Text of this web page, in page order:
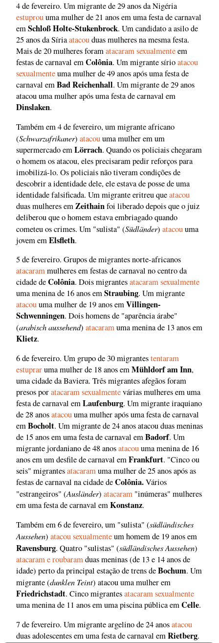
4 de fevereiro. Um migrante de 29 anos da Nigéria
estuprouuma mulher de 21 anos em uma festa de carnaval
emSchloß Holte-Stukenbrock. Um candidato a asilo de
25 anos da Síriaatacouduas mulheres na mesma festa.
Mais de 20 mulheres foramatacaram sexualmenteem
festas de carnaval emColônia. Um migrante sírioatacou
sexualmenteuma mulher de 49 anos após uma festa de
carnaval emBad Reichenhall. Um migrante de 29 anos
atacou uma mulher após uma festa de carnaval em
Dinslaken.
Também em 4 de fevereiro, um migrante africano
(Schwarzafrikaner) atacouuma mulher em um
supermercado emLörrach. Quando os policiais chegaram
o homem os atacou, eles precisaram pedir reforços para
imobilizá-lo. Os policiais não tiveram condições de
descobrir a identidade dele, ele estava de posse de uma
identidade falsificada. Um migrante eritreu queatacou
duas mulheres emZeithainfoi liberado depois que o juiz
deliberou que o homem estava embriagado quando
cometeu os crimes. Um "sulista" (Südländer) atacouuma
jovem emElsfleth.
5 de fevereiro. Grupos de migrantes norte-africanos
atacarammulheres em festas de carnaval no centro da
cidade deColônia. Dois migrantesatacaram sexualmente
uma menina de 16 anos emStraubing. Um migrante
atacouuma mulher de 19 anos emVillingen-
Schwenningen. Dois homens de "aparência árabe"
(arabisch aussehend) atacaramuma menina de 13 anos em
Klietz.
6 de fevereiro. Um grupo de 30 migrantestentaram
estupraruma mulher de 18 anos emMühldorf am Inn,
uma cidade da Baviera. Três migrantes afegãos foram
presos poratacaram sexualmentevárias mulheres em uma
festa de carnaval emLaufenburg. Um migrante iraquiano
de 28 anosatacouuma mulher após uma festa de carnaval
emBocholt. Um migrante de 24 anos atacou duas meninas
de 15 anos em uma festa de carnaval emBadorf. Um
migrante jordaniano de 48 anosatacouuma menina de 16
anos em um desfile de carnaval emFrankfurt. "Cinco ou
seis" migrantesatacaramuma mulher de 25 anos após as
festas de carnaval na cidade deColônia.Vários
"estrangeiros" (Ausländer) atacaram "inúmeras" mulheres
em uma festa de carnaval emKonstanz.
Também em 6 de fevereiro, um "sulista" (südländisches
Aussehen) atacou sexualmenteum homem de 19 anos em
Ravensburg. Quatro "sulistas" (südländisches Aussehen)
atacaram e roubaramduas meninas (de 13 e 14 anos de
idade) perto da principal estação de trens deBochum. Um
migrante (dunklen Teint) atacou uma mulher em
Friedrichstadt. Cinco migrantesatacaram sexualmente
uma menina de 11 anos em uma piscina pública emCelle.
7 de fevereiro. Um migrante argelino de 24 anosatacou
duas adolescentes em uma festa de carnaval emRietberg.